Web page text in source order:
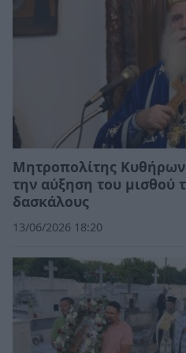
Μητροπολίτης
την αύξηση του μισθού
δασκάλους
13/06/2026 18:20